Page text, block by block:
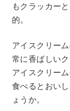
もクラッカー
的。
アイスクリー
常に香ばしい
アイスクリー
食べるとおい
ょうか。